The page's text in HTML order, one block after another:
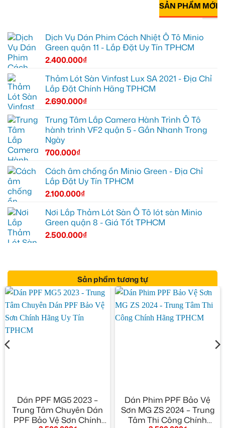
SẢN PHẨM MỚI
Dịch Vụ Dán Phim Cách Nhiệt Ô Tô Minio
Green quận 11 - Lắp Đặt Uy Tín TPHCM
2.400.000₫
Thảm Lót Sàn Vinfast Lux SA 2021 - Địa Chỉ
Lắp Đặt Chính Hãng TPHCM
2.690.000₫
Trung Tâm Lắp Camera Hành Trình Ô Tô
hành trình VF2 quận 5 - Gắn Nhanh Trong
Ngày
700.000₫
Cách âm chống ồn Minio Green - Địa Chỉ
Lắp Đặt Uy Tín TPHCM
2.100.000₫
Nơi Lắp Thảm Lót Sàn Ô Tô lót sàn Minio
Green quận 8 - Giá Tốt TPHCM
2.500.000₫
Sản phẩm tương tự
Dán PPF MG5 2023 –
Trung Tâm Chuyên Dán
PPF Bảo Vệ Sơn Chính
Dán Phim PPF Bảo Vệ
Sơn MG ZS 2024 – Trung
Tâm Thi Công Chính